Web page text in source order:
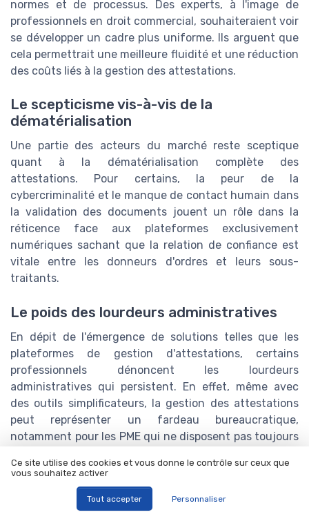
normes et de processus. Des experts, à l'image de
professionnels en droit commercial, souhaiteraient voir
se développer un cadre plus uniforme. Ils arguent que
cela permettrait une meilleure fluidité et une réduction
des coûts liés à la gestion des attestations.
Le scepticisme vis-à-vis de la
dématérialisation
Une partie des acteurs du marché reste sceptique
quant à la dématérialisation complète des
attestations. Pour certains, la peur de la
cybercriminalité et le manque de contact humain dans
la validation des documents jouent un rôle dans la
réticence face aux plateformes exclusivement
numériques sachant que la relation de confiance est
vitale entre les donneurs d'ordres et leurs sous-
traitants.
Le poids des lourdeurs administratives
En dépit de l'émergence de solutions telles que les
plateformes de gestion d'attestations, certains
professionnels dénoncent les lourdeurs
administratives qui persistent. En effet, même avec
des outils simplificateurs, la gestion des attestations
peut représenter un fardeau bureaucratique,
notamment pour les PME qui ne disposent pas toujours
efficace.
Les préoccupations relatives à la
Ce site utilise des cookies et vous donne le contrôle sur ceux que
vous souhaitez activer
Tout accepter Personnaliser